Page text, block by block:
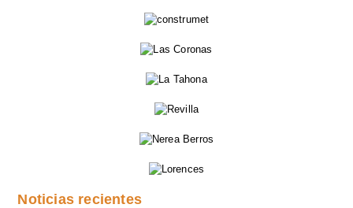
Noticias recientes